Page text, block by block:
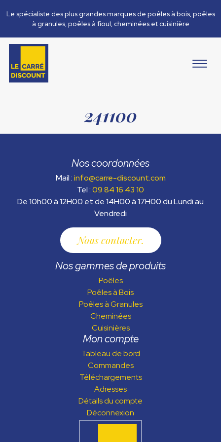
Le spécialiste des plus grandes marques de poêles à bois, poêles
à granules, poêles à fioul, cheminées et cuisinière
241100
Nos coordonnées
Mail :info@carre-discount.com
Tel :09 84 16 43 10
De 10h00 à 12H00 et de 14H00 à 17H00 du Lundi au
Vendredi
Nous contacter
Nos gammes de produits
Poêles
Poêles à Bois
Poêles à Granules
Cheminées
Cuisinières
Mon compte
Tableau de bord
Commandes
Téléchargements
Adresses
Détails du compte
Déconnexion